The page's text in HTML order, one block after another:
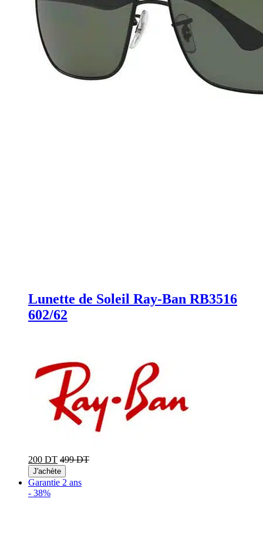
Lunette de Soleil Ray-Ban RB3516
602/62
200 DT 499 DT
J'achète
Garantie 2 ans
- 38%